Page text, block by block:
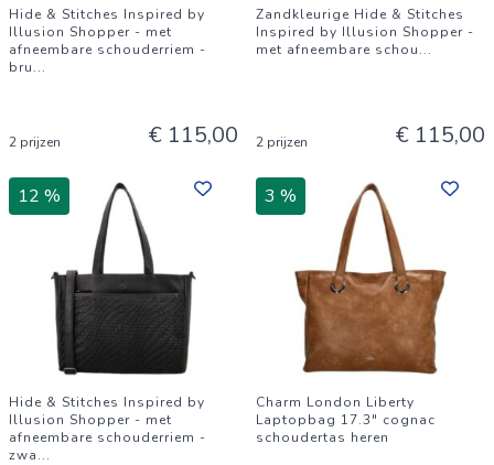
Hide & Stitches Inspired by
Illusion Shopper - met
afneembare schouderriem -
bru...
2 prijzen € 115,00
Zandkleurige Hide & Stitches
Inspired by Illusion Shopper -
met afneembare schou...
2 prijzen € 115,00
12 %
Hide & Stitches Inspired by
Illusion Shopper - met
afneembare schouderriem -
zwa...
3 %
Charm London Liberty
Laptopbag 17.3" cognac
schoudertas heren